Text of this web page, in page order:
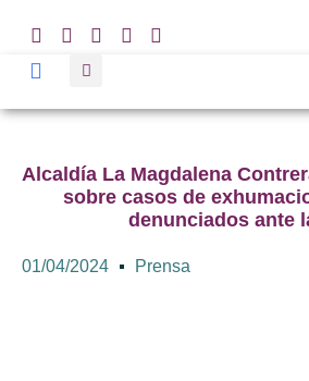
Alcaldía La Magdalena
sobre casos de
denunciados ante
01/04/2024 Prensa